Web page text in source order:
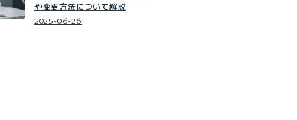
や変更方法について解説
2025-06-26